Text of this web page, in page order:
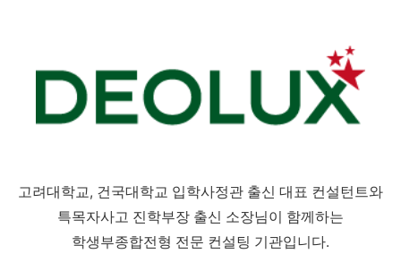
고려대학교, 건국대학교 입학사정관 출신 대표 컨설턴트와
특목자사고 진학부장 출신 소장님이 함께하는
학생부종합전형 전문 컨설팅 기관입니다.